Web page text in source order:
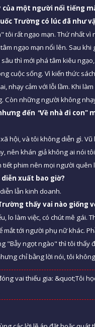
của một người nổi tiếng
Trường có lúcđã như
tôi rất ngạo mạn. Thứ nhất
ngạo mạn nổi lên. Sau
thì mới phá tâm kiêu
cuộc sống. Vì kiến thức
nhạy cảm với lỗi lầm. Khi
Còn những người không
đến "Về nhà đi con"
hội, và tôi không diễn gì.
nên khán giả không ai nói
phim nên mọi người quên
diễn xuất bao giờ?
lẫn kinh doanh.
thấy vai nào giống
lo làm việc, có chút mê gái.
tới người phụ nữ khác.
"Bẫy ngọt ngào" thì tôi thấy
chỉ bằng lời nói, tôi